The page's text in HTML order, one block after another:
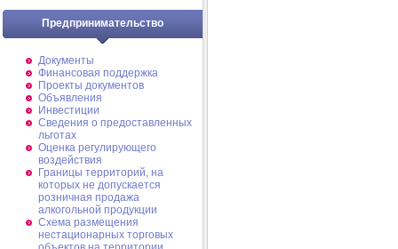
Предпринимательство
Документы
Финансовая поддержка
Проекты документов
Объявления
Инвестиции
Сведения о предоставленных
льготах
Оценка регулирующего
воздействия
Границы территорий, на
которых не допускается
розничная продажа
алкогольной продукции
Схема размещения
нестационарных торговых